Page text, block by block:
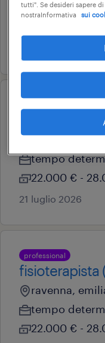
tempo
oss zona
ravenna,
tempo
22.000 € -
21 luglio 2026
professional
fisioterapista
ravenna,
tempo
22.000 € -
tutti". Se desideri sapere
nostraInformativa
sui